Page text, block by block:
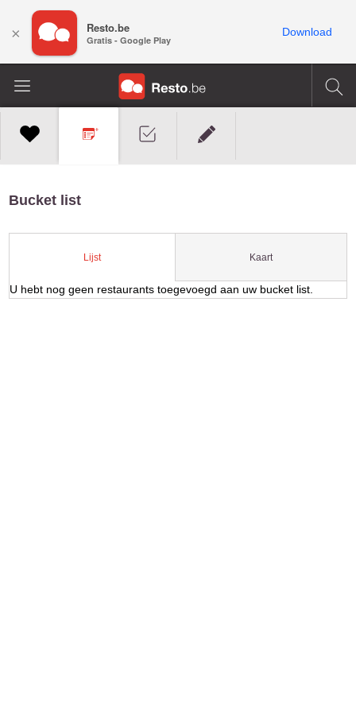
Bucket list
Lijst Kaart
U hebt nog geen restaurants toegevoegd aan uw bucket list.
× Resto.be
Gratis - Google Play
Download